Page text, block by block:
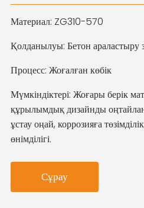
Материал: ZG310-570
Қолданылуы: Бетон араластыру
Процесс: Жоғалған көбік
Мүмкіндіктері: Жоғары берік
құрылымдық дизайнды
ұстау оңай, коррозияға
өнімділігі.
Сұрау